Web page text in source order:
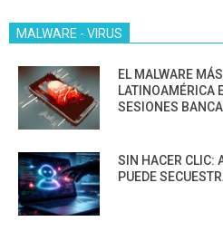
MALWARE - VIRUS
EL MALWARE
LATINOAMÉRICA
SESIONES
SIN HACER CLIC:
PUEDE